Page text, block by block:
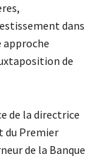
dans
approche
de
de la directrice
du Premier
de la Banque